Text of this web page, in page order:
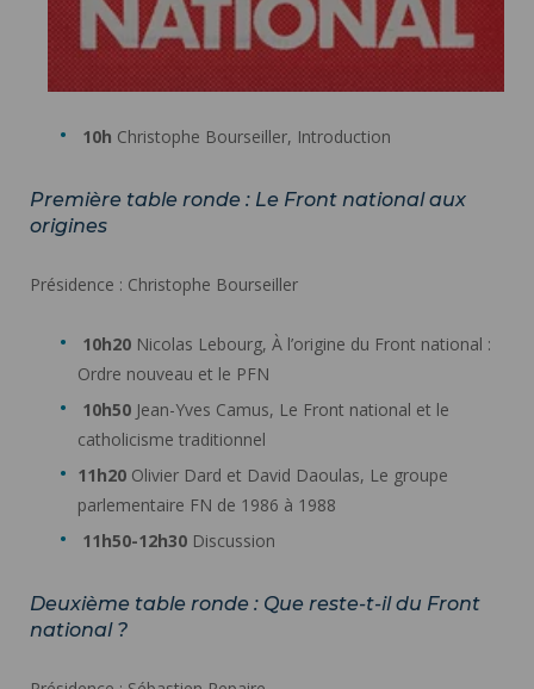
10h Christophe Bourseiller, Introduction
Première table ronde : Le Front national aux
origines
Présidence : Christophe Bourseiller
10h20 Nicolas Lebourg, À l’origine du Front national :
Ordre nouveau et le PFN
10h50 Jean-Yves Camus, Le Front national et le
catholicisme traditionnel
11h20 Olivier Dard et David Daoulas, Le groupe
parlementaire FN de 1986 à 1988
11h50-12h30 Discussion
Deuxième table ronde : Que reste-t-il du Front
national ?